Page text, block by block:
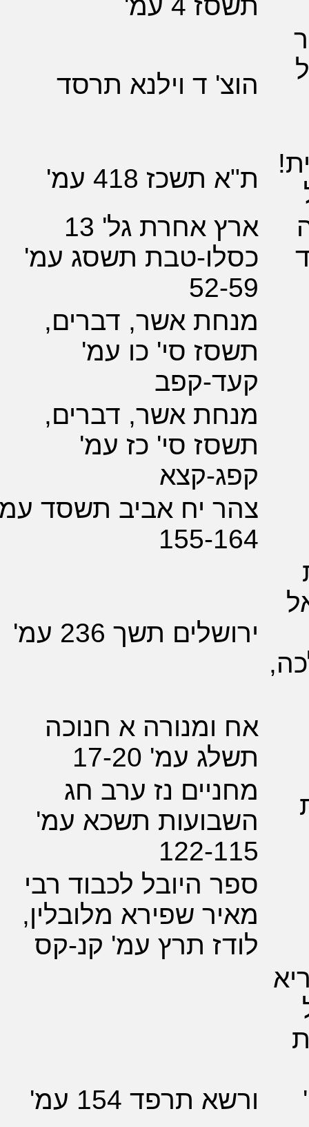
ד וילנא תרסד
418 עמ'
ארץ אחרת גל' 13
טבת תשסג עמ'
אשר, דברים,
סי' כו עמ'
קפב
אשר, דברים,
סי' כז עמ'
קצא
יח אביב תשסד עמ'
155-
תשך 236 עמ'
ומנורה א חנוכה
עמ' 17-20
נז ערב חג
תשכא עמ'
122-
היובל לכבוד רבי
שפירא מלובלין,
תרץ עמ' קנ-קס
תרפד 154 עמ'